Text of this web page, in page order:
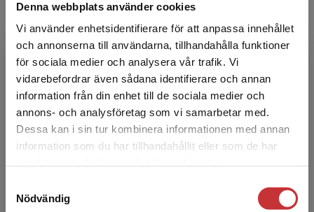
Denna webbplats använder cookies
Vi använder enhetsidentifierare för att anpassa innehållet
och annonserna till användarna, tillhandahålla funktioner
för sociala medier och analysera vår trafik. Vi
vidarebefordrar även sådana identifierare och annan
information från din enhet till de sociala medier och
annons- och analysföretag som vi samarbetar med.
Dessa kan i sin tur kombinera informationen med annan
information som du har tillhandahållit eller som de har
Nödvändig
Begränsad fraktregion
Det verkar som att du besöker
studentlitteratur.se via en enhet utanför Sverige.
Vi erbjuder inte leveranser utanför Sverige. För
att kunna slutföra ett köp måste
Alison Ketchell
Alison Ketchell, fil.kand. och leg. sjuksköterska:
Alison har varit föreläsare sedan 1994, och
både hennes fackområde och